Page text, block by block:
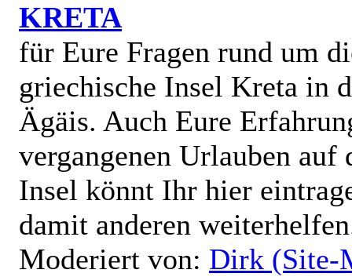
KRETA
für Eure Fragen rund um
griechische Insel Kreta in
Ägäis. Auch Eure
vergangenen Urlauben auf
Insel könnt Ihr hier
damit anderen
Moderiert von: Dirk (Site-